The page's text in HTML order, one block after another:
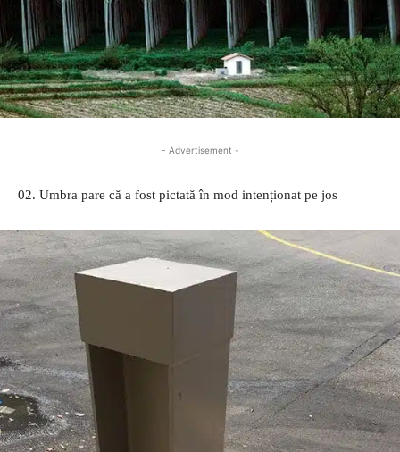
- Advertisement -
02. Umbra pare că a fost pictată în mod intenționat pe jos